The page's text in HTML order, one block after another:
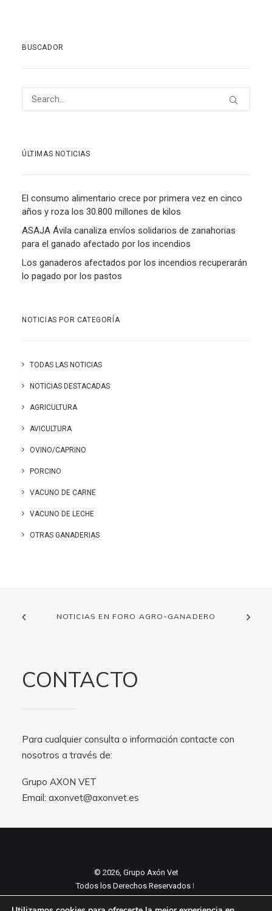
BUSCADOR
ÚLTIMAS NOTICIAS
El consumo alimentario crece por primera vez en cinco
años y roza los 30.800 millones de kilos
ASAJA Ávila canaliza envíos solidarios de zanahorias
para el ganado afectado por los incendios
Los ganaderos afectados por los incendios recuperarán
lo pagado por los pastos
NOTICIAS POR CATEGORÍA
TODAS LAS NOTICIAS
NOTICIAS DESTACADAS
AGRICULTURA
AVICULTURA
OVINO/CAPRINO
PORCINO
VACUNO DE CARNE
VACUNO DE LECHE
OTRAS GANADERIAS
NOTICIAS EN FORO AGRO-GANADERO
CONTACTO
Para cualquier consulta o información contacte con
nosotros a través de:
Grupo AXON VET
Email: axonvet@axonvet.es
© 2026, Grupo Axón Vet
Todos los Derechos Reservados ǀ